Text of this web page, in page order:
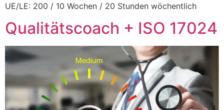
UE/LE: 200 / 10 Wochen / 20 Stunden wöchentlich
Qualitätscoach + ISO 17024